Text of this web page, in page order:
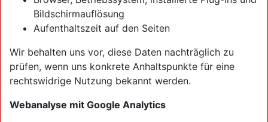
Bildschirmauflösung
Aufenthaltszeit auf den Seiten
Wir behalten uns vor, diese Daten nachträglich zu
prüfen, wenn uns konkrete Anhaltspunkte für eine
rechtswidrige Nutzung bekannt werden.
Webanalyse mit Google Analytics